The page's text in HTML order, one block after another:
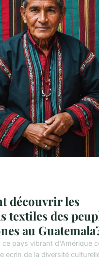
découvrir les
textiles des
au
ce pays vibrant d'Amérique
écrin de la diversité